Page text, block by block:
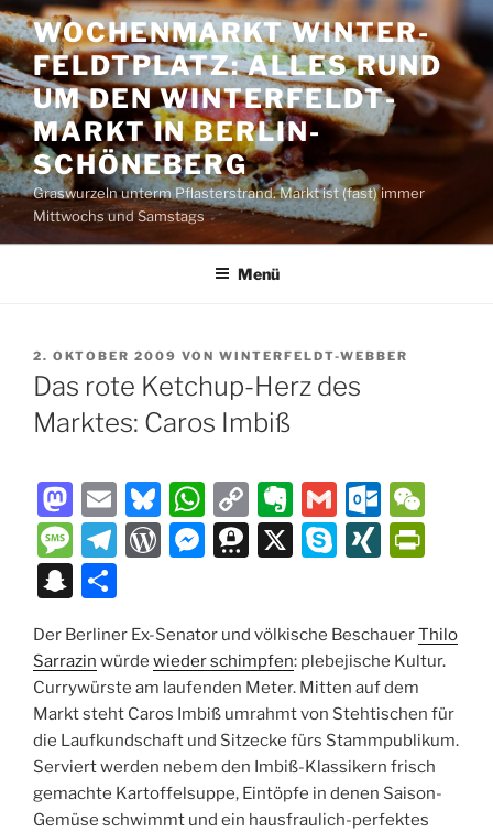
Zum
Inhalt
springen
WOCHENMARKT WINTER­
FELDT­PLATZ: ALLES RUND
UM DEN WINTER­FELDT­
MARKT IN BERLIN-
SCHÖNEBERG
Graswurzeln unterm Pflasterstrand. Markt ist (fast) immer
Mittwochs und Samstags
Menü
VERÖFFENTLICHT
AM
2. OKTOBER 2009 VON WINTERFELDT-WEBBER
Das rote Ketchup-Herz des
Marktes: Caros Imbiß
M
a
st
o
d
o
n
E
m
ai
Bl
u
e
k
y
W
h
at
A
p
p
C
o
p
Li
n
k
E
v
er
ot
e
G
m
ai
O
ut
lo
k.
c
o
m
at
M
e
ss
a
g
e
T
gr
a
m
W
P
re
ss
M
e
n
g
er
T
e
m
a
X
S
p
e
XI
Fr
ie
n
dl
y
S
a
p
c
h
at
ei
le
n
Der Berliner Ex-Senator und völkische BeschauerThilo
Sarrazin würde wieder schimpfen: plebejische Kultur.
Currywürste am laufenden Meter. Mitten auf dem
Markt steht Caros Imbiß umrahmt von Stehtischen für
die Laufkundschaft und Sitzecke fürs Stammpublikum.
Serviert werden nebem den Imbiß-Klassikern frisch
gemachte Kartoffelsuppe, Eintöpfe in denen Saison-
Gemüse schwimmt und ein hausfraulich-perfektes